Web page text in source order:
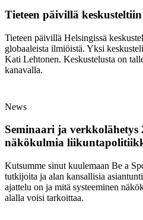
Tieteen päivillä
Tieteen päivillä Helsingissä
globaaleista ilmiöistä. Yksi
Kati Lehtonen. Keskustelusta on
kanavalla.
News
Seminaari ja verkkolähetys
näkökulmia
Kutsumme sinut kuulemaan Be a
tutkijoita ja alan kansallisia
ajattelu on ja mitä systeeminen
alalla voisi tarkoittaa.